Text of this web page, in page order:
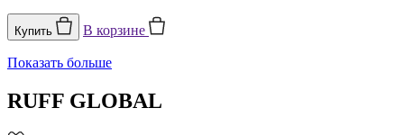
Купить В корзине
Показать больше
RUFF GLOBAL